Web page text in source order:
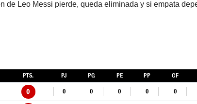
de Leo Messi pierde, queda eliminada y si empata